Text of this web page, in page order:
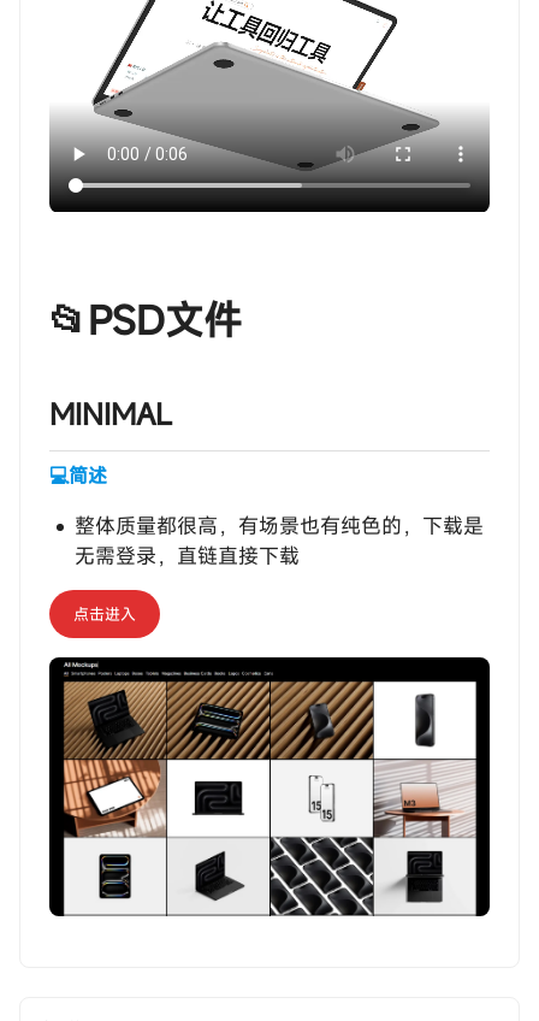
📂PSD文件
‎‎‎‎‎‎‎ㅤMINIMAL
💻简述
整体质量都很高，有场景也有纯色的，下载是
无需登录，直链直接下载
点击进入